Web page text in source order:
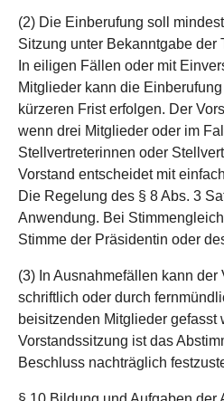
(2) Die Einberufung soll
Sitzung unter Bekanntgabe der
In eiligen Fällen oder mit
Mitglieder kann die
kürzeren Frist erfolgen. Der
wenn drei Mitglieder oder im
Stellvertreterinnen oder
Vorstand entscheidet mit
Die Regelung des § 8 Abs. 3
Anwendung. Bei
Stimme der Präsidentin oder
(3) In Ausnahmefällen kann der
schriftlich oder durch
beisitzenden Mitglieder gefasst
Vorstandssitzung ist das
Beschluss nachträglich